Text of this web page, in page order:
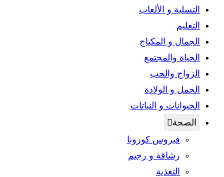
التسلية و الألعاب
التعليم
الجمال و المكياج
الحياة والمجتمع
الزواج والحب
الحمل و الولادة
الحيوانات و النباتات
الصحة
فيروس كورونا
رشاقة و رجيم
التغذية